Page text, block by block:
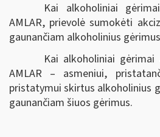
Kai alkoholiniai
AMLAR, prievolė sumokėti
gaunančiam alkoholinius
Kai alkoholiniai
AMLAR – asmeniui,
pristatymui skirtus alkoholinius
gaunančiam šiuos gėrimus.